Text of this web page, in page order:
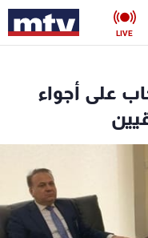
LIVE
على أجواء